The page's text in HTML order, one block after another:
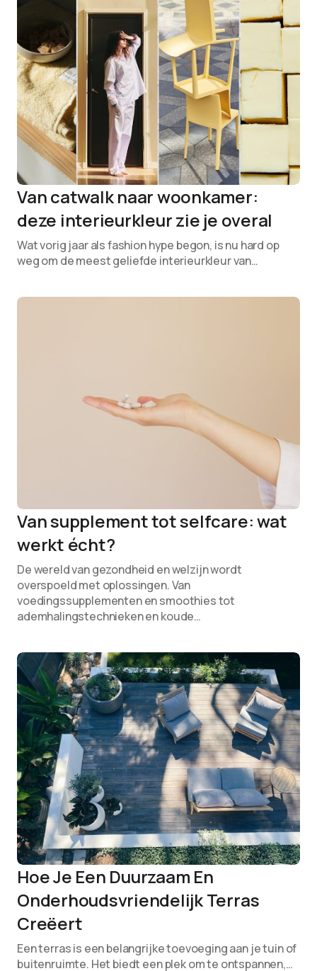
Van catwalk naar woonkamer:
deze interieurkleur zie je overal
Wat vorig jaar als fashion hype begon, is nu hard op
weg om de meest geliefde interieurkleur van…
Van supplement tot selfcare: wat
werkt écht?
De wereld van gezondheid en welzijn wordt
overspoeld met oplossingen. Van
voedingssupplementen en smoothies tot
ademhalingstechnieken en koude…
Hoe Je Een Duurzaam En
Onderhoudsvriendelijk Terras
Creëert
Een terras is een belangrijke toevoeging aan je tuin of
buitenruimte. Het biedt een plek om te ontspannen,…